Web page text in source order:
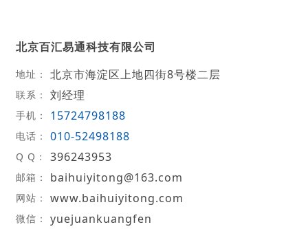
北京百汇易通科技有限公司
地址： 北京市海淀区上地四街8号楼二层
联系： 刘经理
手机： 15724798188
电话： 010-52498188
Q Q： 396243953
邮箱： baihuiyitong@163.com
网站： www.baihuiyitong.com
微信： yuejuankuangfen